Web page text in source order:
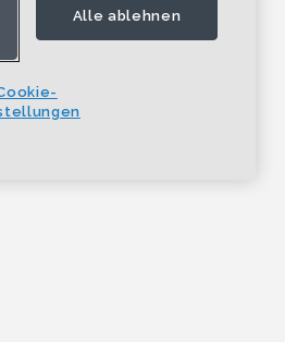
Alle ablehnen